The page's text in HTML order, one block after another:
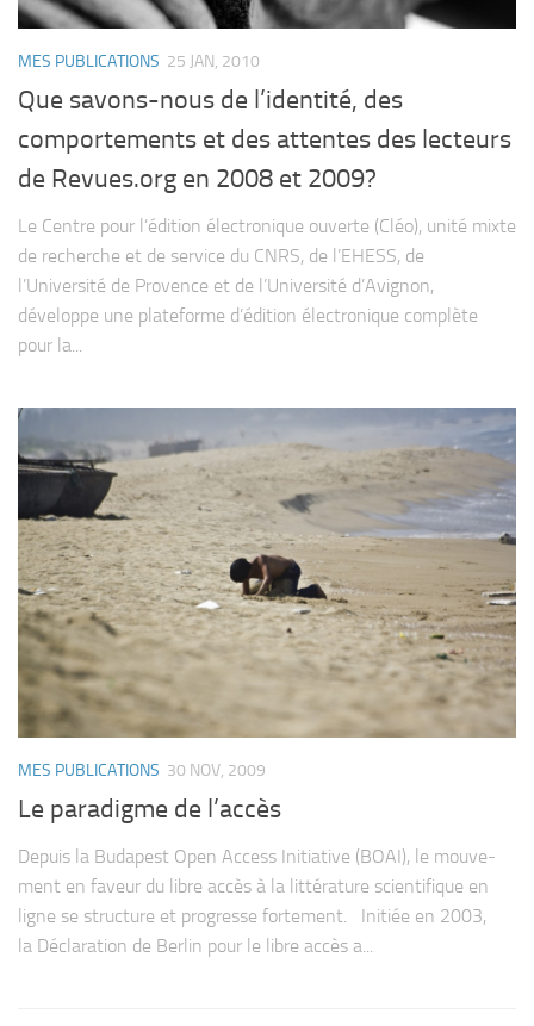
MES PUBLICATIONS 25 JAN, 2010
Que savons-nous de l’identité, des
comportements et des attentes des lecteurs
de Revues.org en 2008 et 2009?
Le Centre pour l’édition électronique ouverte (Cléo), unité mixte
de recherche et de service du CNRS, de l’EHESS, de
l’Université de Provence et de l’Université d’Avignon,
développe une plateforme d’édition électronique complète
pour la...
MES PUBLICATIONS 30 NOV, 2009
Le paradigme de l’accès
Depuis la Buda­pest Open Access Ini­tia­tive (BOAI), le mou­ve­
ment en faveur du libre accès à la lit­té­ra­ture scien­ti­fique en
ligne se struc­ture et pro­gresse fortement. Ini­tiée en 2003,
la Décla­ra­tion de Ber­lin pour le libre accès a...